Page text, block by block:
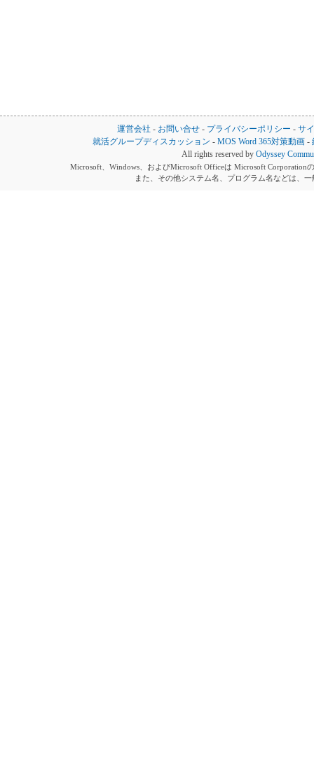
運営会社 - お問い合せ - プライバシーポリシー - サ
就活グループディスカッション -MOS Word 365対策動画 -
All rights reserved by Odyssey
Microsoft、Windows、およびMicrosoft Officeは Microsoft Corporation
また、その他システム名、プログラム名などは、